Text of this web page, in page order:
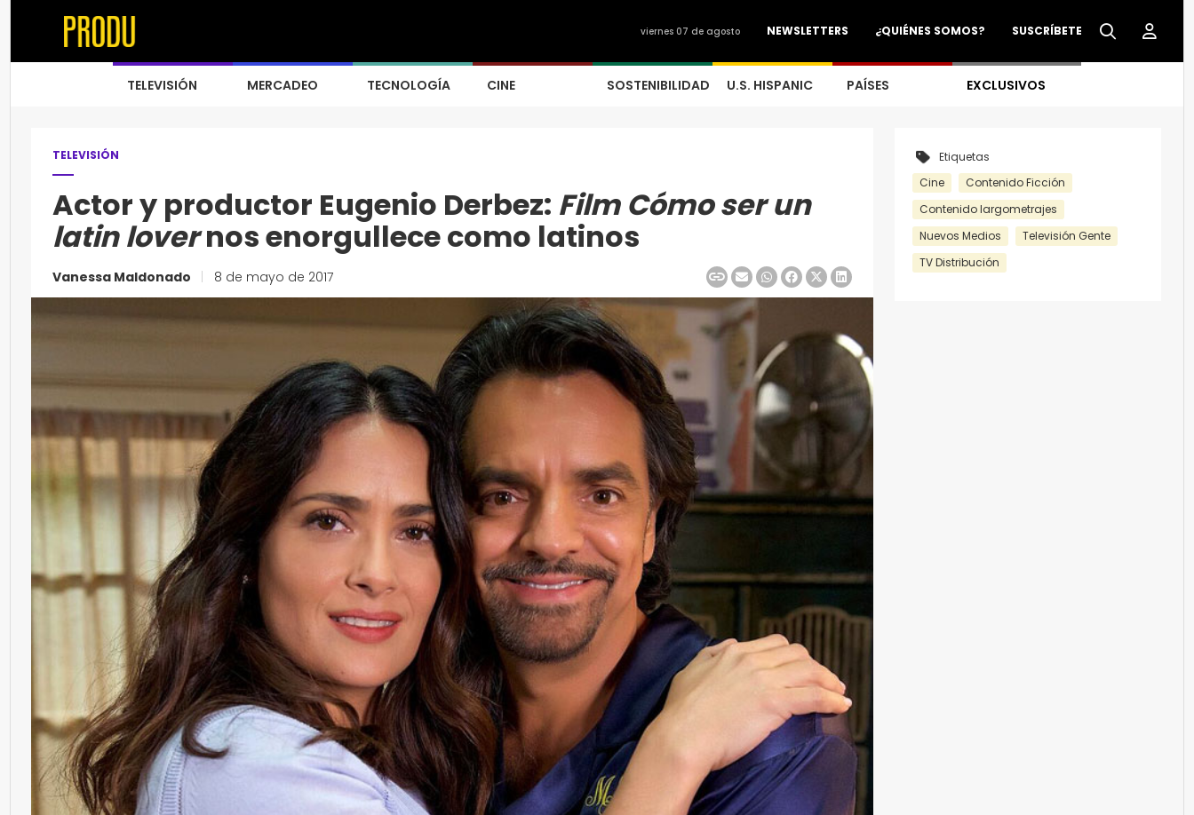
SUSCRÍBETE
¿QUIÉNES SOMOS?
NEWSLETTERS
viernes 07 de agosto
TELEVISIÓN MERCADEO TECNOLOGÍA CINE SOSTENIBILIDAD U.S. HISPANIC PAÍSES EXCLUSIVOS
TELEVISIÓN
Actor y productor Eugenio Derbez: Film Cómo ser un
latin lovernos enorgullece como latinos
Vanessa Maldonado 8 de mayo de 2017
Etiquetas
Cine
Contenido Ficción
Contenido largometrajes
Nuevos Medios
Televisión Gente
TV Distribución